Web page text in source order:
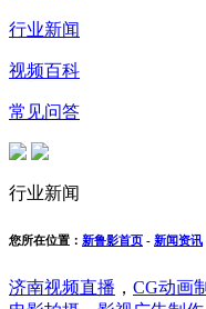
行业新闻
视频百科
常见问答
行业新闻
您所在位置： 新鲁影首页 - 新闻资讯
济南视频直播 ， CG动画